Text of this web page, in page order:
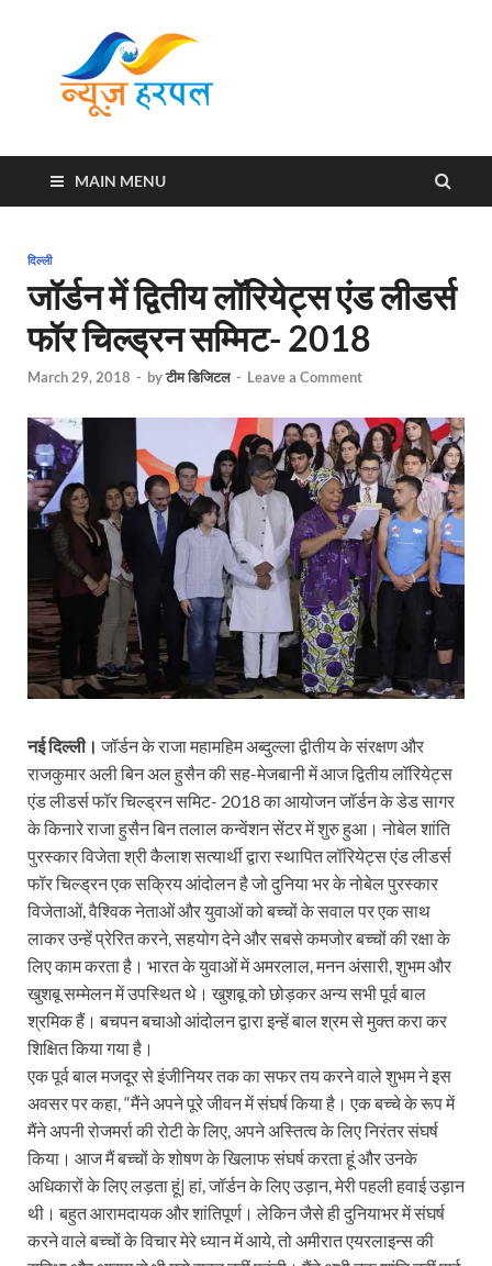
MAIN MENU
दिल्ली
जॉर्डन में द्वितीय लॉरियेट्स एंड लीडर्स
फॉर चिल्ड्रन सम्मिट- 2018
March 29, 2018 - byटीम डिजिटल - Leave a Comment
नई दिल्ली। जॉर्डन के राजा महामहिम अब्दुल्ला द्वीतीय के संरक्षण और
राजकुमार अली बिन अल हुसैन की सह-मेजबानी में आज द्वितीय लॉरियेट्स
एंड लीडर्स फॉर चिल्ड्रन समिट- 2018 का आयोजन जॉर्डन के डेड सागर
के किनारे राजा हुसैन बिन तलाल कन्वेंशन सेंटर में शुरु हुआ। नोबेल शांति
पुरस्कार विजेता श्री कैलाश सत्यार्थी द्वारा स्थापित लॉरियेट्स एंड लीडर्स
फॉर चिल्ड्रन एक सक्रिय आंदोलन है जो दुनिया भर के नोबेल पुरस्कार
विजेताओं, वैश्विक नेताओं और युवाओं को बच्चों के सवाल पर एक साथ
लाकर उन्हें प्रेरित करने, सहयोग देने और सबसे कमजोर बच्चों की रक्षा के
लिए काम करता है। भारत के युवाओं में अमरलाल, मनन अंसारी, शुभम और
खुशबू सम्मेलन में उपस्थित थे। खुशबू को छोड़कर अन्य सभी पूर्व बाल
श्रमिक हैं। बचपन बचाओ आंदोलन द्वारा इन्हें बाल श्रम से मुक्त करा कर
शिक्षित किया गया है।
एक पूर्व बाल मजदूर से इंजीनियर तक का सफर तय करने वाले शुभम ने इस
अवसर पर कहा, “मैंने अपने पूरे जीवन में संघर्ष किया है। एक बच्चे के रूप में
मैंने अपनी रोजमर्रा की रोटी के लिए, अपने अस्तित्व के लिए निरंतर संघर्ष
किया। आज मैं बच्चों के शोषण के खिलाफ संघर्ष करता हूं और उनके
अधिकारों के लिए लड़ता हूं| हां, जॉर्डन के लिए उड़ान, मेरी पहली हवाई उड़ान
थी। बहुत आरामदायक और शांतिपूर्ण। लेकिन जैसे ही दुनियाभर में संघर्ष
करने वाले बच्चों के विचार मेरे ध्यान में आये, तो अमीरात एयरलाइन्स की